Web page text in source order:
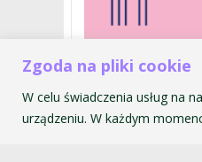
Zgoda na pliki cookie
W celu świadczenia usług na
urządzeniu. W każdym